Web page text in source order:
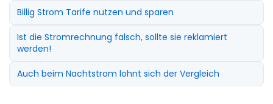
Billig Strom Tarife nutzen und sparen
Ist die Stromrechnung falsch, sollte sie reklamiert
werden!
Auch beim Nachtstrom lohnt sich der Vergleich